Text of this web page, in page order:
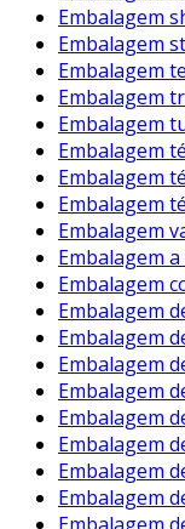
Em resumo, a
apenas uma
também uma
mais sustentável.
pode ser a
almejam alinhar
desejo por
Assim, ao
está contribuindo
mesmo tempo em
dos
Embalagem
Embalagem
Embalagem
Embalagem
Embalagem
Embalagem
Embalagem
Embalagem
Embalagem
Embalagem
Embalagem
Embalagem
Embalagem
Embalagem
Embalagem
Embalagem
Embalagem
Embalagem
Embalagem